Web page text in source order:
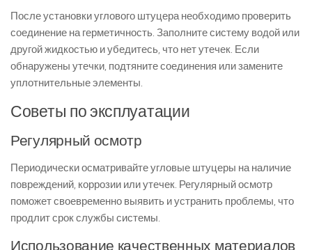
После установки углового штуцера необходимо проверить
соединение на герметичность. Заполните систему водой или
другой жидкостью и убедитесь, что нет утечек. Если
обнаружены утечки, подтяните соединения или замените
уплотнительные элементы.
Советы по эксплуатации
Регулярный осмотр
Периодически осматривайте угловые штуцеры на наличие
повреждений, коррозии или утечек. Регулярный осмотр
поможет своевременно выявить и устранить проблемы, что
продлит срок службы системы.
Использование качественных материалов